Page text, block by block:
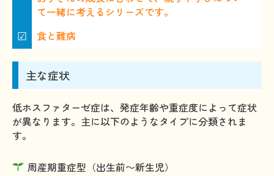
て一緒に考えるシリーズです。
☑ 食と難病
主な症状
低ホスファターゼ症は、発症年齢や重症度によって症状
が異なります。主に以下のようなタイプに分類されま
す。
周産期重症型（出生前〜新生児）